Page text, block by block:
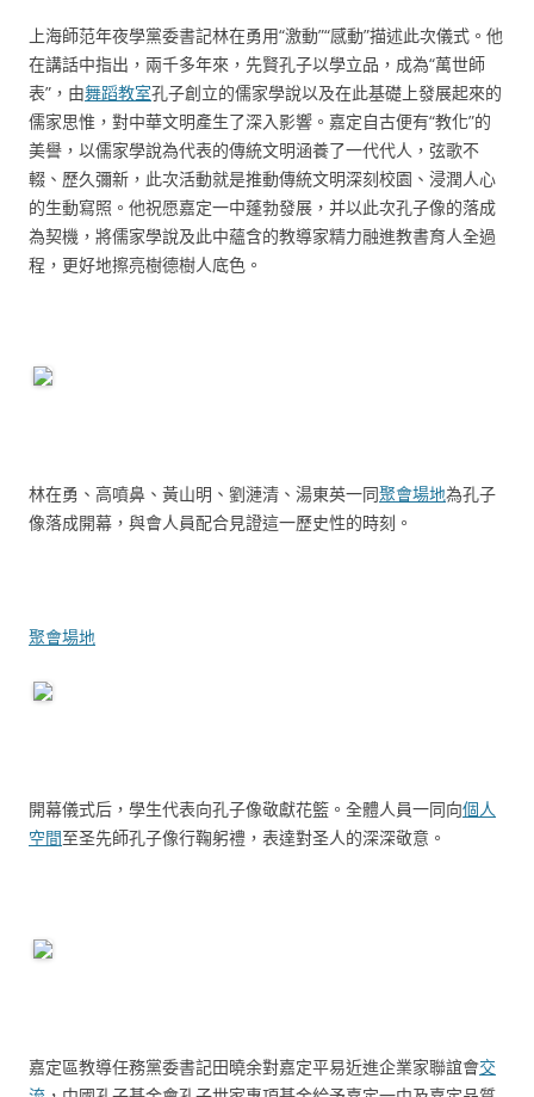
上海師范年夜學黨委書記林在勇用“激動”“感動”描述此次儀式。他
在講話中指出，兩千多年來，先賢孔子以學立品，成為“萬世師
表”，由舞蹈教室孔子創立的儒家學說以及在此基礎上發展起來的
儒家思惟，對中華文明產生了深入影響。嘉定自古便有“教化”的
美譽，以儒家學說為代表的傳統文明涵養了一代代人，弦歌不
輟、歷久彌新，此次活動就是推動傳統文明深刻校園、浸潤人心
的生動寫照。他祝愿嘉定一中蓬勃發展，并以此次孔子像的落成
為契機，將儒家學說及此中蘊含的教導家精力融進教書育人全過
程，更好地擦亮樹德樹人底色。
林在勇、高噴鼻、黃山明、劉漣清、湯東英一同聚會場地為孔子
像落成開幕，與會人員配合見證這一歷史性的時刻。
聚會場地
開幕儀式后，學生代表向孔子像敬獻花籃。全體人員一同向個人
空間至圣先師孔子像行鞠躬禮，表達對圣人的深深敬意。
嘉定區教導任務黨委書記田曉余對嘉定平易近進企業家聯誼會交